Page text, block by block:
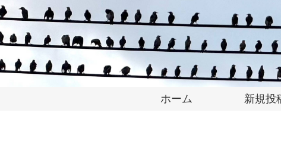
ホーム 新規投